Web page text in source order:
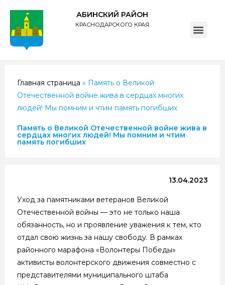
АБИНСКИЙ РАЙОН
КРАСНОДАРСКОГО КРАЯ
Главная страница » Память о Великой
Отечественной войне жива в сердцах многих
людей! Мы помним и чтим память погибших
Память о Великой Отечественной войне жива в
сердцах многих людей! Мы помним и чтим
память погибших
13.04.2023
Уход за памятниками ветеранов Великой
Отечественной войны — это не только наша
обязанность, но и проявление уважения к тем, кто
отдал свою жизнь за нашу свободу. В рамках
районного марафона «Волонтеры Победы»
активисты волонтерского движения совместно с
представителями муниципального штаба